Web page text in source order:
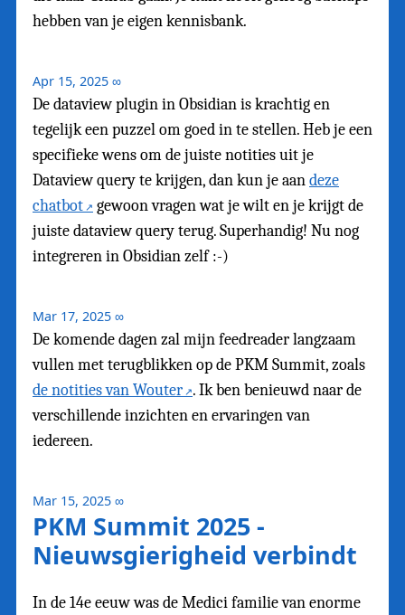
hebben van je eigen kennisbank.
Apr 15, 2025 ∞
De dataview plugin in Obsidian is krachtig en
tegelijk een puzzel om goed in te stellen. Heb je een
specifieke wens om de juiste notities uit je
Dataview query te krijgen, dan kun je aandeze
chatbot
gewoon vragen wat je wilt en je krijgt de
juiste dataview query terug. Superhandig! Nu nog
integreren in Obsidian zelf :-)
Mar 17, 2025 ∞
De komende dagen zal mijn feedreader langzaam
vullen met terugblikken op de PKM Summit, zoals
de notities van Wouter . Ik ben benieuwd naar de
verschillende inzichten en ervaringen van
iedereen.
Mar 15, 2025 ∞
PKM Summit 2025 -
Nieuwsgierigheid verbindt
In de 14e eeuw was de Medici familie van enorme